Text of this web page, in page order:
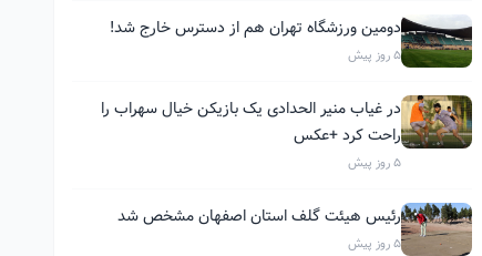
دومین ورزشگاه تهران هم از دسترس خارج شد!
5 روز پیش
در غیاب منیر الحدادی یک بازیکن خیال سهراب را
راحت کرد +عکس
5 روز پیش
رئیس هیئت گلف استان اصفهان مشخص شد
5 روز پیش